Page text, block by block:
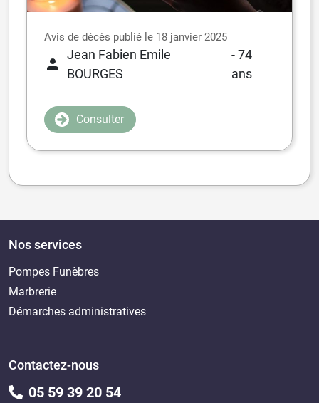
Avis de décès publié le 18 janvier 2025
Jean Fabien Emile
BOURGES
- 74
ans
Consulter
Nos services
Pompes Funèbres
Marbrerie
Démarches administratives
Contactez-nous
05 59 39 20 54